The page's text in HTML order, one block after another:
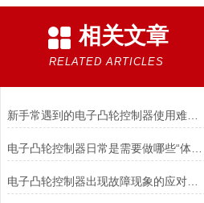
相关文章
RELATED ARTICLES
新手常遇到的电子凸轮控制器使用难题分析
电子凸轮控制器日常是需要做哪些“体检”
电子凸轮控制器出现故障现象的应对措施